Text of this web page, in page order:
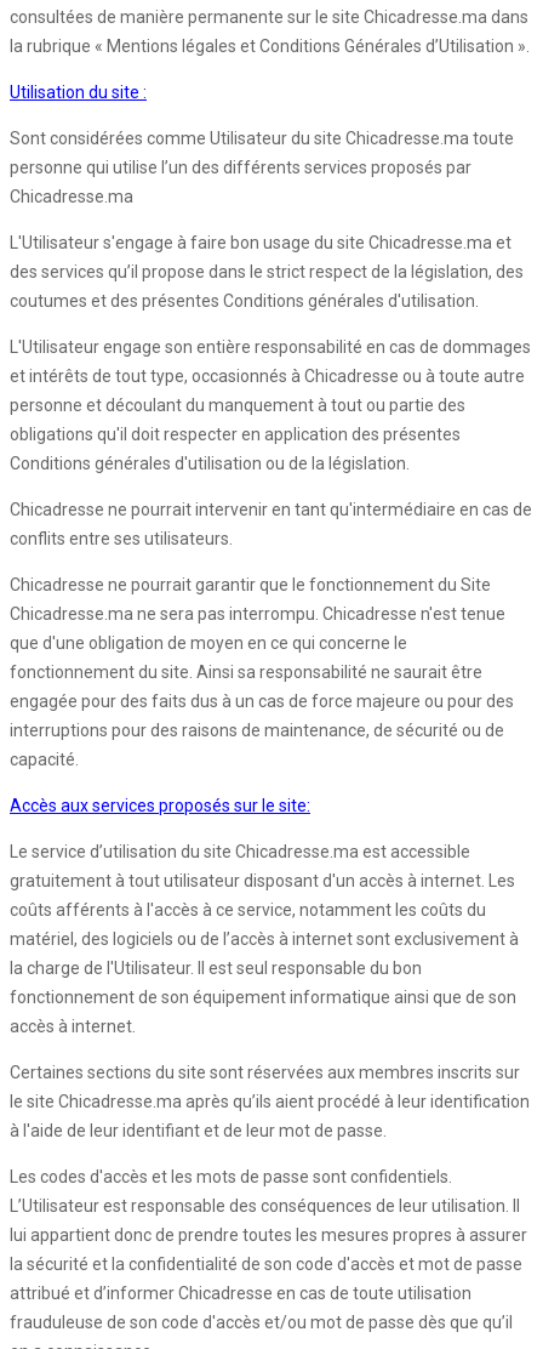
consultées de manière permanente sur le site Chicadresse.ma dans
la rubrique « Mentions légales et Conditions Générales d’Utilisation ».
Utilisation du site :
Sont considérées comme Utilisateur du site Chicadresse.ma toute
personne qui utilise l’un des différents services proposés par
Chicadresse.ma
L'Utilisateur s'engage à faire bon usage du site Chicadresse.ma et
des services qu’il propose dans le strict respect de la législation, des
coutumes et des présentes Conditions générales d'utilisation.
L'Utilisateur engage son entière responsabilité en cas de dommages
et intérêts de tout type, occasionnés à Chicadresse ou à toute autre
personne et découlant du manquement à tout ou partie des
obligations qu'il doit respecter en application des présentes
Conditions générales d'utilisation ou de la législation.
Chicadresse ne pourrait intervenir en tant qu'intermédiaire en cas de
conflits entre ses utilisateurs.
Chicadresse ne pourrait garantir que le fonctionnement du Site
Chicadresse.ma ne sera pas interrompu. Chicadresse n'est tenue
que d'une obligation de moyen en ce qui concerne le
fonctionnement du site. Ainsi sa responsabilité ne saurait être
engagée pour des faits dus à un cas de force majeure ou pour des
interruptions pour des raisons de maintenance, de sécurité ou de
capacité.
Accès aux services proposés sur le site:
Le service d’utilisation du site Chicadresse.ma est accessible
gratuitement à tout utilisateur disposant d'un accès à internet. Les
coûts afférents à l'accès à ce service, notamment les coûts du
matériel, des logiciels ou de l’accès à internet sont exclusivement à
la charge de l'Utilisateur. Il est seul responsable du bon
fonctionnement de son équipement informatique ainsi que de son
accès à internet.
Certaines sections du site sont réservées aux membres inscrits sur
le site Chicadresse.ma après qu’ils aient procédé à leur identification
à l'aide de leur identifiant et de leur mot de passe.
Les codes d'accès et les mots de passe sont confidentiels.
L’Utilisateur est responsable des conséquences de leur utilisation. Il
lui appartient donc de prendre toutes les mesures propres à assurer
la sécurité et la confidentialité de son code d'accès et mot de passe
attribué et d’informer Chicadresse en cas de toute utilisation
frauduleuse de son code d'accès et/ou mot de passe dès que qu’il